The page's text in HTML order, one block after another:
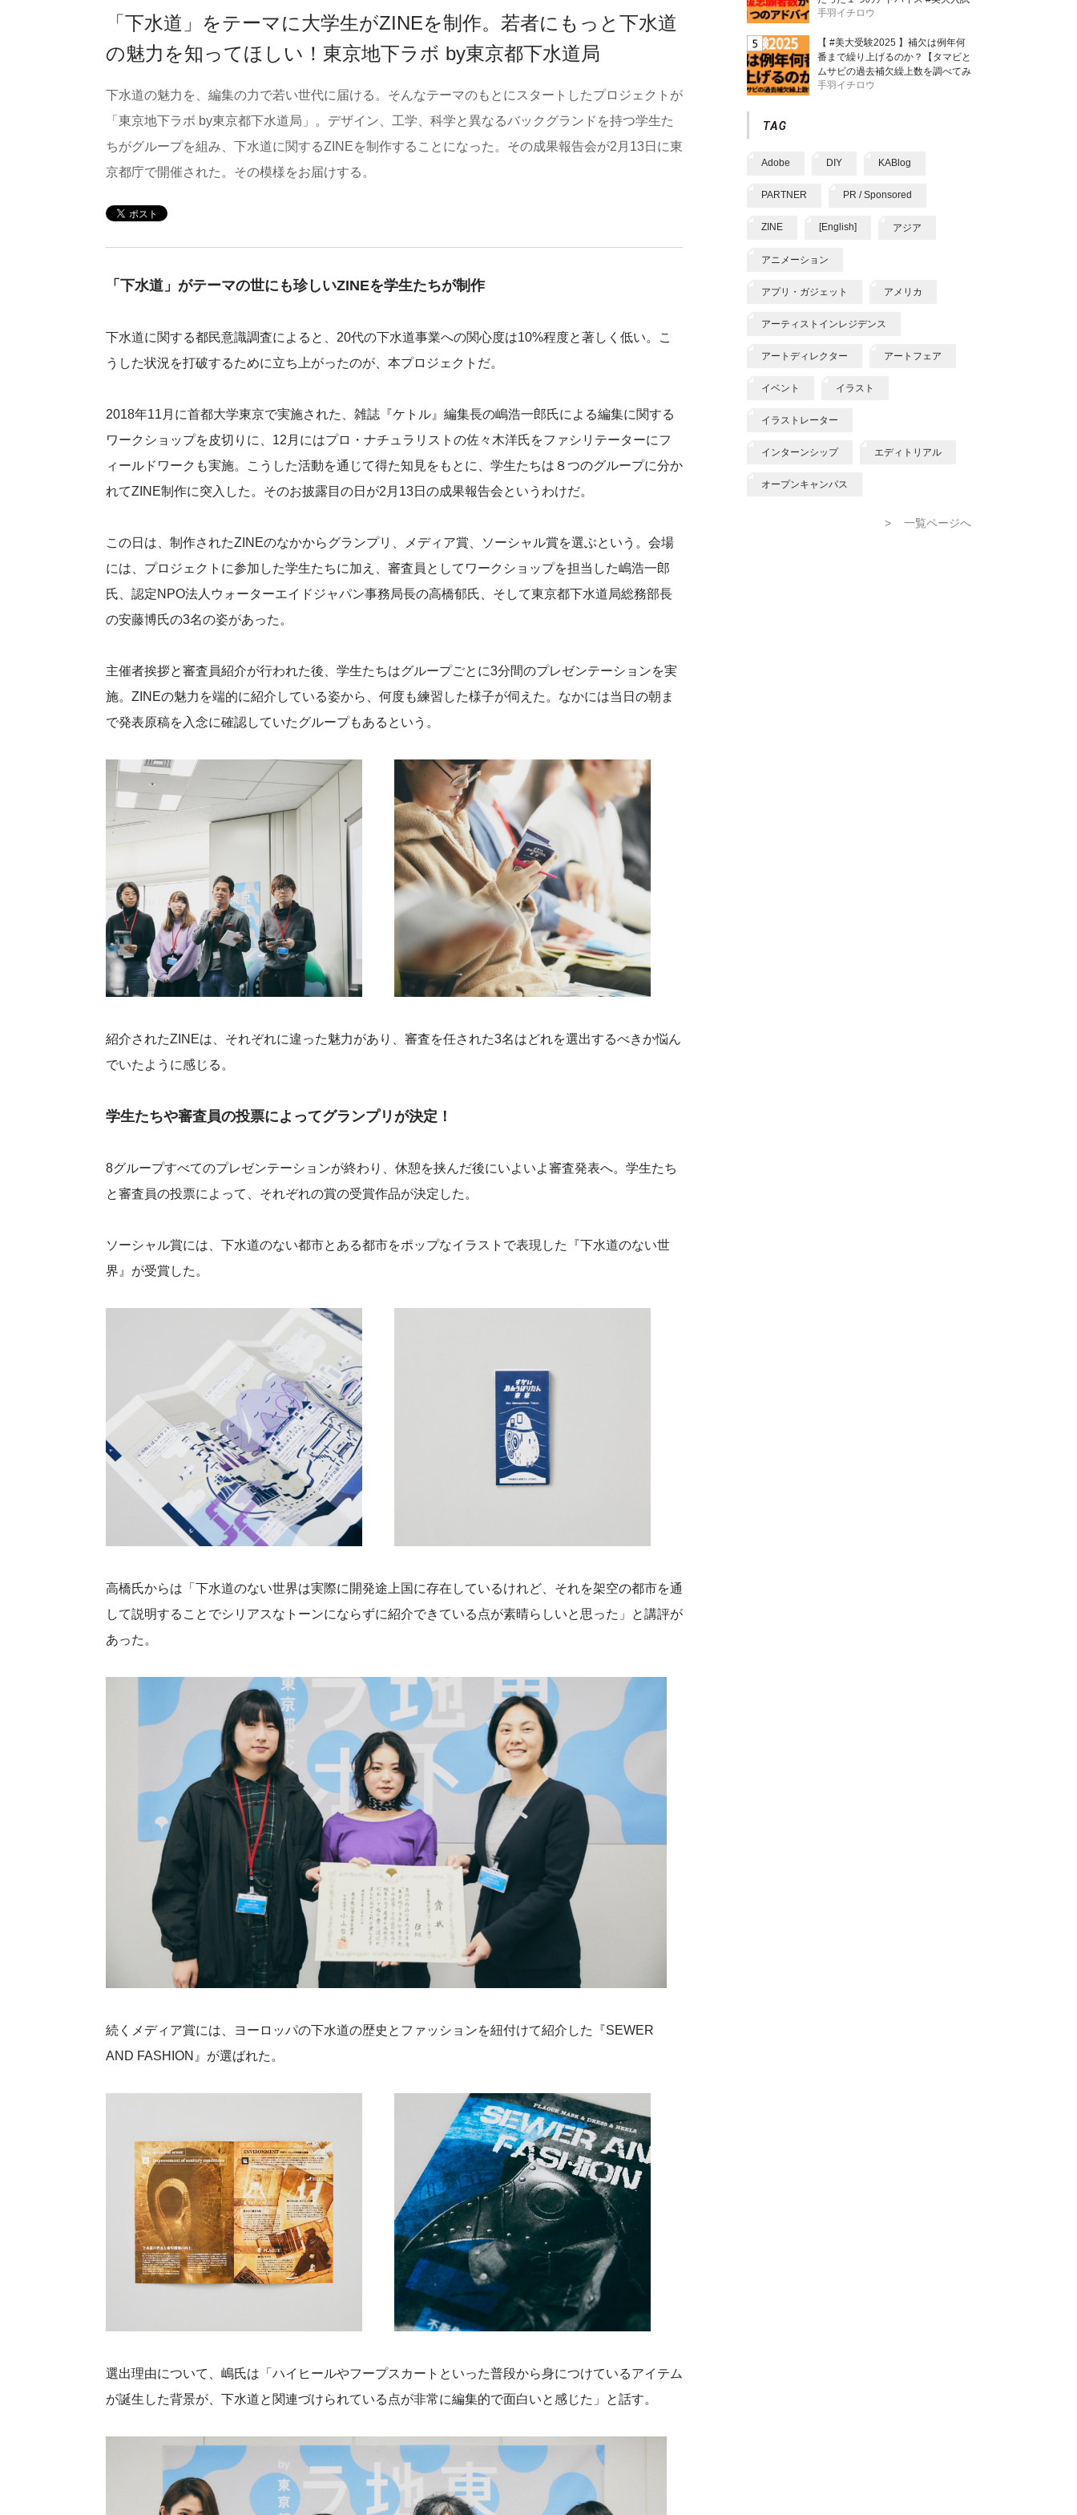
「下水道」をテーマに大学生がZINEを制作。若者にもっと下水道
の魅力を知ってほしい！東京地下ラボ by東京都下水道局
下水道の魅力を、編集の力で若い世代に届ける。そんなテーマのもとにスタートしたプロジェクトが
「東京地下ラボ by東京都下水道局」。デザイン、工学、科学と異なるバックグランドを持つ学生た
ちがグループを組み、下水道に関するZINEを制作することになった。その成果報告会が2月13日に東
京都庁で開催された。その模様をお届けする。
「下水道」がテーマの世にも珍しいZINEを学生たちが制作
下水道に関する都民意識調査によると、20代の下水道事業への関心度は10%程度と著しく低い。こ
うした状況を打破するために立ち上がったのが、本プロジェクトだ。
2018年11月に首都大学東京で実施された、雑誌『ケトル』編集長の嶋浩一郎氏による編集に関する
ワークショップを皮切りに、12月にはプロ・ナチュラリストの佐々木洋氏をファシリテーターにフ
ィールドワークも実施。こうした活動を通じて得た知見をもとに、学生たちは８つのグループに分か
れてZINE制作に突入した。そのお披露目の日が2月13日の成果報告会というわけだ。
この日は、制作されたZINEのなかからグランプリ、メディア賞、ソーシャル賞を選ぶという。会場
には、プロジェクトに参加した学生たちに加え、審査員としてワークショップを担当した嶋浩一郎
氏、認定NPO法人ウォーターエイドジャパン事務局長の高橋郁氏、そして東京都下水道局総務部長
の安藤博氏の3名の姿があった。
主催者挨拶と審査員紹介が行われた後、学生たちはグループごとに3分間のプレゼンテーションを実
施。ZINEの魅力を端的に紹介している姿から、何度も練習した様子が伺えた。なかには当日の朝ま
で発表原稿を入念に確認していたグループもあるという。
紹介されたZINEは、それぞれに違った魅力があり、審査を任された3名はどれを選出するべきか悩ん
でいたように感じる。
学生たちや審査員の投票によってグランプリが決定！
8グループすべてのプレゼンテーションが終わり、休憩を挟んだ後にいよいよ審査発表へ。学生たち
と審査員の投票によって、それぞれの賞の受賞作品が決定した。
ソーシャル賞には、下水道のない都市とある都市をポップなイラストで表現した『下水道のない世
界』が受賞した。
高橋氏からは「下水道のない世界は実際に開発途上国に存在しているけれど、それを架空の都市を通
して説明することでシリアスなトーンにならずに紹介できている点が素晴らしいと思った」と講評が
あった。
続くメディア賞には、ヨーロッパの下水道の歴史とファッションを紐付けて紹介した『SEWER
AND FASHION』が選ばれた。
選出理由について、嶋氏は「ハイヒールやフープスカートといった普段から身につけているアイテム
が誕生した背景が、下水道と関連づけられている点が非常に編集的で面白いと感じた」と話す。
手羽イチロウ
【 #美大受験2025 】補欠は例年何
番まで繰り上げるのか？【タマビと
ムサビの過去補欠繰上数を調べてみ
た】
手羽イチロウ
Adobe DIY KABlog
PARTNER PR / Sponsored
ZINE [English] アジア
アニメーション
アプリ・ガジェット アメリカ
アーティストインレジデンス
アートディレクター アートフェア
イベント イラスト
イラストレーター
インターンシップ エディトリアル
オープンキャンパス
> 一覧ページへ